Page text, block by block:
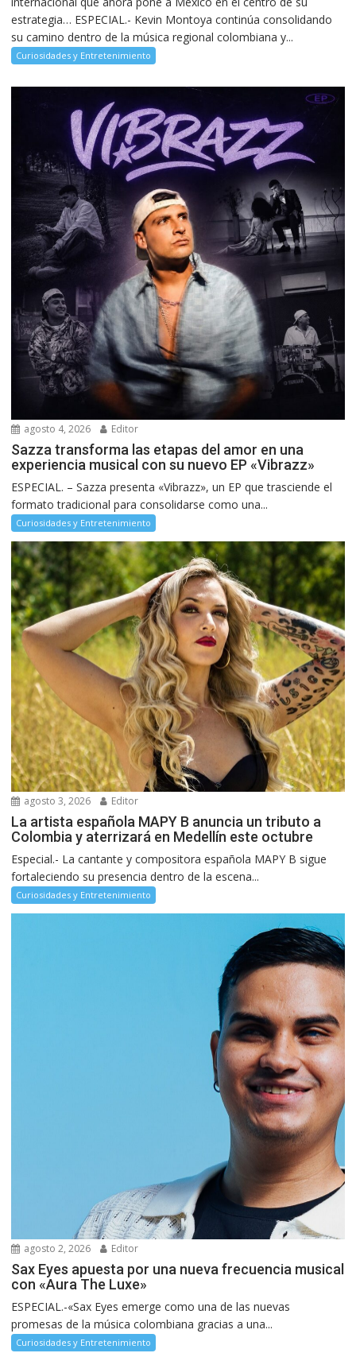
estrategia… ESPECIAL.- Kevin Montoya continúa consolidando
su camino dentro de la música regional colombiana y...
Curiosidades y Entretenimiento
agosto 4, 2026 Editor
Sazza transforma las etapas del amor en una
experiencia musical con su nuevo EP «Vibrazz»
ESPECIAL. – Sazza presenta «Vibrazz», un EP que trasciende el
formato tradicional para consolidarse como una...
Curiosidades y Entretenimiento
agosto 3, 2026 Editor
La artista española MAPY B anuncia un tributo a
Colombia y aterrizará en Medellín este octubre
Especial.- La cantante y compositora española MAPY B sigue
fortaleciendo su presencia dentro de la escena...
Curiosidades y Entretenimiento
agosto 2, 2026 Editor
Sax Eyes apuesta por una nueva frecuencia musical
con «Aura The Luxe»
ESPECIAL.-«Sax Eyes emerge como una de las nuevas
promesas de la música colombiana gracias a una...
Curiosidades y Entretenimiento